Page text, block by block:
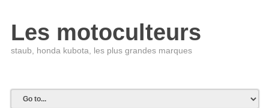
Les motoculteurs
staub, honda kubota, les plus grandes marques